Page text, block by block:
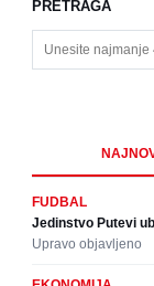
PRETRAGA
FUDBAL
Jedinstvo Putevi
Upravo objavljeno